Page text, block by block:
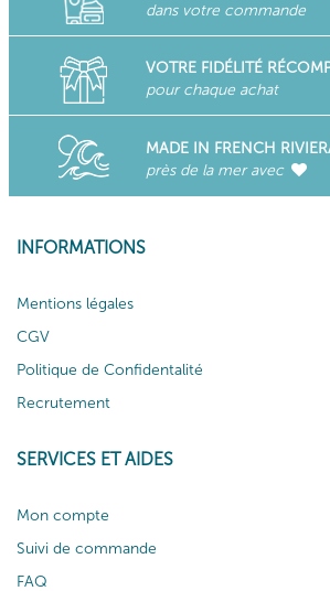
dans votre commande
VOTRE FIDÉLITÉ
pour chaque achat
MADE IN FRENCH
près de la mer avec
INFORMATIONS
Mentions légales
CGV
Politique de Confidentalité
Recrutement
SERVICES ET AIDES
Mon compte
Suivi de commande
FAQ